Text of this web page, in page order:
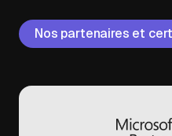
Nos partenaires et